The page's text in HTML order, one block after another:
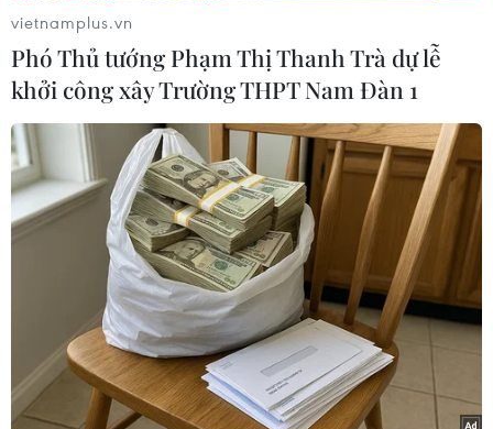
Thậm chí giới chuyên gia còn dự báo đồng tiền
ảo phổ biến nhất thế giới này sẽ sớm chạm mốc
100.000 USD./.
(Vnews/Vietnam+)
vietnamplus.vn
Phó Thủ tướng Phạm Thị Thanh Trà dự lễ
khởi công xây Trường THPT Nam Đàn 1